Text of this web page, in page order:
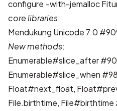
configure –with-jemalloc
core libraries:
Mendukung Unicode 7.0
New methods:
Enumerable#slice_after
Enumerable#slice_when
Float#next_float,
File.birthtime, File#birthtime